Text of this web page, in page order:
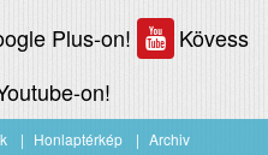
Plus-on!
Kövess
on!
Honlaptérkép
Archiv